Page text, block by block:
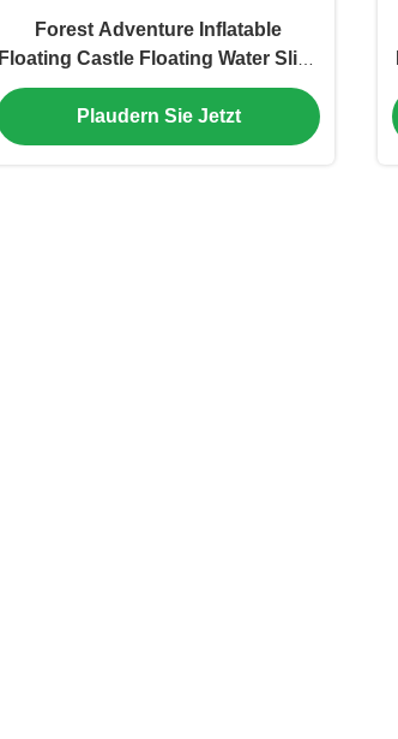
Forest Adventure Inflatable
Floating Castle Floating Water Slide
Sunproof OEM
Plaudern Sie Jetzt